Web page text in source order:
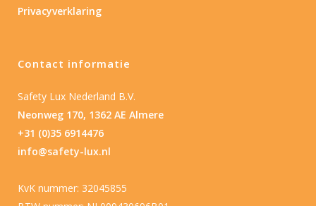
Privacyverklaring
Contact informatie
Safety Lux Nederland B.V.
Neonweg 170, 1362 AE Almere
+31 (0)35 6914476
info@safety-lux.nl
KvK nummer: 32045855